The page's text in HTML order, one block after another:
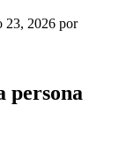
23, 2026 por
persona